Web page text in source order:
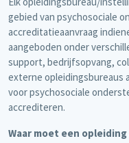
gebied van psychosociale
accreditatieaanvraag
aangeboden onder
support, bedrijfsopvang,
externe opleidingsbureaus
voor psychosociale
accrediteren.
Waar moet een